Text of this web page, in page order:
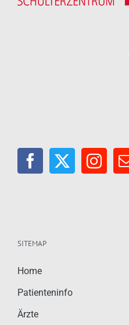
SITEMAP
Home
Patienteninfo
Ärzte